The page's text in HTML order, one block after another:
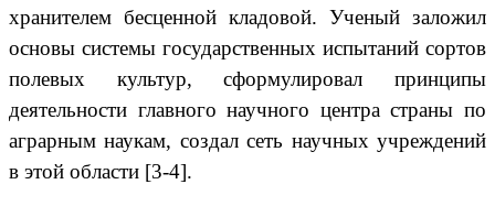
хранителем бесценной кладовой. Ученый заложил
основы системы государственных испытаний сортов
полевых культур, сформулировал принципы
деятельности главного научного центра страны по
аграрным наукам, создал сеть научных учреждений
в этой области [3-4].